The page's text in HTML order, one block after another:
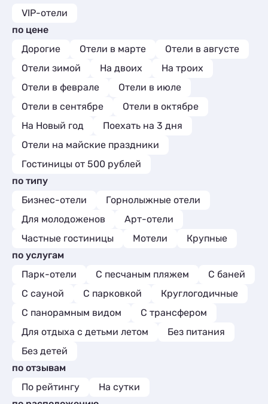
VIP-отели
по цене
Дорогие
Отели в марте
Отели в августе
Отели зимой
На двоих
На троих
Отели в феврале
Отели в июле
Отели в сентябре
Отели в октябре
На Новый год
Поехать на 3 дня
Отели на майские праздники
Гостиницы от 500 рублей
по типу
Бизнес-отели
Горнолыжные отели
Для молодоженов
Арт-отели
Частные гостиницы
Мотели
Крупные
по услугам
Парк-отели
С песчаным пляжем
С баней
С сауной
С парковкой
Круглогодичные
С панорамным видом
С трансфером
Для отдыха с детьми летом
Без питания
Без детей
по отзывам
По рейтингу
На сутки